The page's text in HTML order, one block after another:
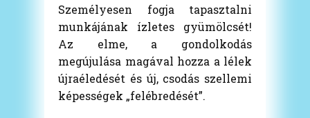
Személyesen fogja tapasztalni
munkájának ízletes gyümölcsét!
Az elme, a gondolkodás
megújulása magával hozza a lélek
újraéledését és új, csodás szellemi
képességek „felébredését”.